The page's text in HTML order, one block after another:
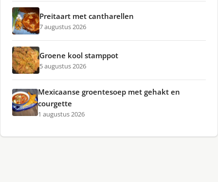
Preitaart met cantharellen
7 augustus 2026
Groene kool stamppot
5 augustus 2026
Mexicaanse groentesoep met gehakt en
courgette
1 augustus 2026